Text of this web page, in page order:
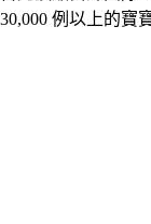
30,000 例以上的寶